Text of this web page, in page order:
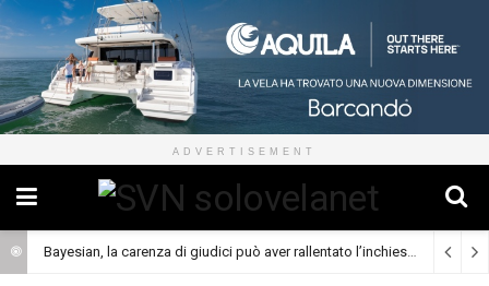
ADVERTISEMENT
Bayesian, la carenza di giudici può aver rallentato l’inchiesta (Cronaca)